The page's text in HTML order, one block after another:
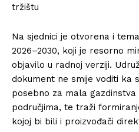
tržištu
Na sjednici je otvorena i
2026–2030, koji je resorno
objavilo u radnoj verziji.
dokument ne smije voditi ka
posebno za mala
područjima, te traži
kojoj bi bili i proizvođači